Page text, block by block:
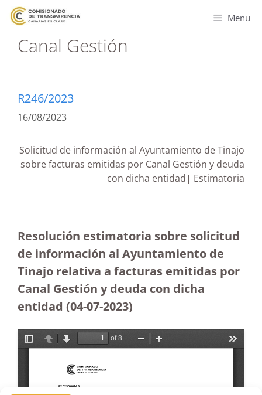
Menu
Canal Gestión
R246/2023
16/08/2023
Solicitud de información al Ayuntamiento de Tinajo
sobre facturas emitidas por Canal Gestión y deuda
con dicha entidad| Estimatoria
Resolución estimatoria sobre solicitud
de información al Ayuntamiento de
Tinajo relativa a facturas emitidas por
Canal Gestión y deuda con dicha
entidad (04-07-2023)